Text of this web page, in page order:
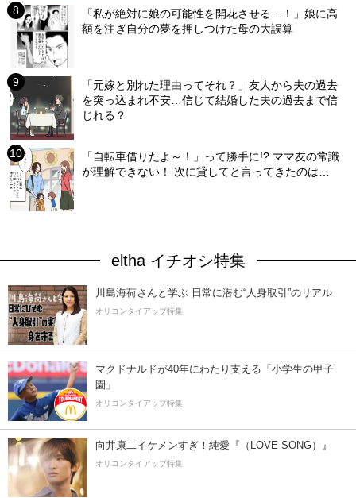
「私が絶対に娘の可能性を開花させる…！」娘に高
額を注ぎ自分の夢を押しつけた母の大誤算
「元嫁と別れた理由ってそれ？」友人から夫の過去
を突っ込まれ不安…信じて結婚した夫の過去まで信
じれる？
「自転車借りたよ～！」って勝手に!? ママ友の常識
が理解できない！ 次に貸してと言ってきたのは…
eltha イチオシ特集
川島海荷さんと学ぶ 日常に潜む“人身取引”のリアル
オリコンタイアップ特集
マクドナルドが40年にわたり支える「小学生の甲子
園」
オリコンタイアップ特集
向井康二イケメンすぎ！純愛『（LOVE SONG）』
オリコンタイアップ特集